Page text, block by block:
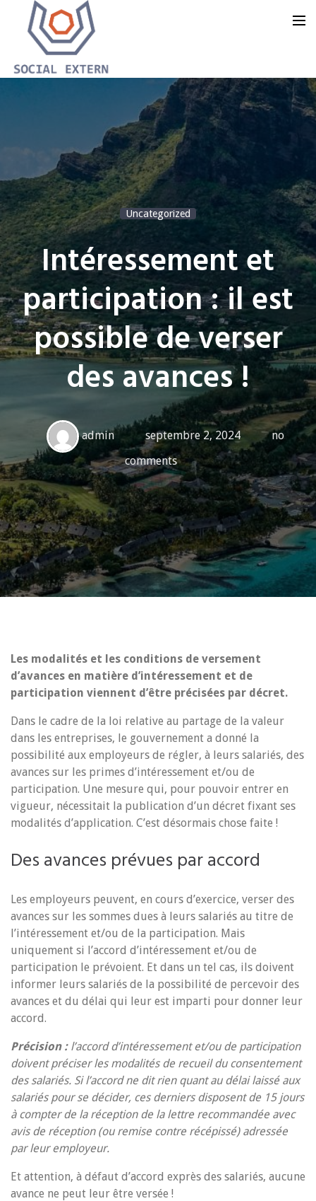
Notre groupe
Notre blog
Nous contacter
Uncategorized
Intéressement et
participation : il est
possible de verser
des avances !
admin septembre 2, 2024
no
comments
Les modalités et les conditions de versement
d’avances en matière d’intéressement et de
participation viennent d’être précisées par décret.
Dans le cadre de la loi relative au partage de la valeur
dans les entreprises, le gouvernement a donné la
possibilité aux employeurs de régler, à leurs salariés, des
avances sur les primes d’intéressement et/ou de
participation. Une mesure qui, pour pouvoir entrer en
vigueur, nécessitait la publication d’un décret fixant ses
modalités d’application. C’est désormais chose faite !
Des avances prévues par accord
Les employeurs peuvent, en cours d’exercice, verser des
avances sur les sommes dues à leurs salariés au titre de
l’intéressement et/ou de la participation. Mais
uniquement si l’accord d’intéressement et/ou de
participation le prévoient. Et dans un tel cas, ils doivent
informer leurs salariés de la possibilité de percevoir des
avances et du délai qui leur est imparti pour donner leur
accord.
Précision :l’accord d’intéressement et/ou de participation
doivent préciser les modalités de recueil du consentement
des salariés. Si l’accord ne dit rien quant au délai laissé aux
salariés pour se décider, ces derniers disposent de 15 jours
à compter de la réception de la lettre recommandée avec
avis de réception (ou remise contre récépissé) adressée
par leur employeur.
Et attention, à défaut d’accord exprès des salariés, aucune
avance ne peut leur être versée !